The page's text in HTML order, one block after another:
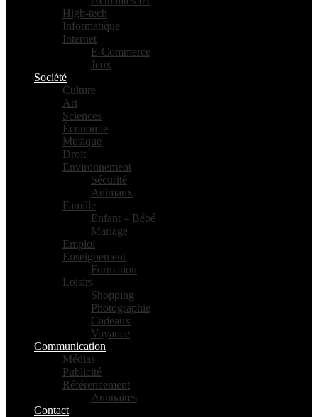
High-tech
Informatique
Internet
E-Commerce
Jeux
Société
Culture
Art
Sciences
Économie
Musique
Droit
Environnement
Sécurité
Animaux
Famille
Enfant – Bébé
Mariage
Emploi
Enseignement
Formation
Loisirs
Shopping
Photographie
Cadeaux
Voyance
Communication
Médias
Publicité
Référencement
Annuaires
Contact